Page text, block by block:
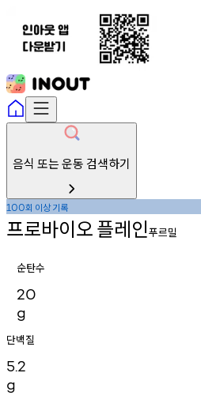
음식 또는 운동 검색하기
100회 이상기록
프로바이오플레인푸르밀
순탄수
20
g
단백질
5.2
g